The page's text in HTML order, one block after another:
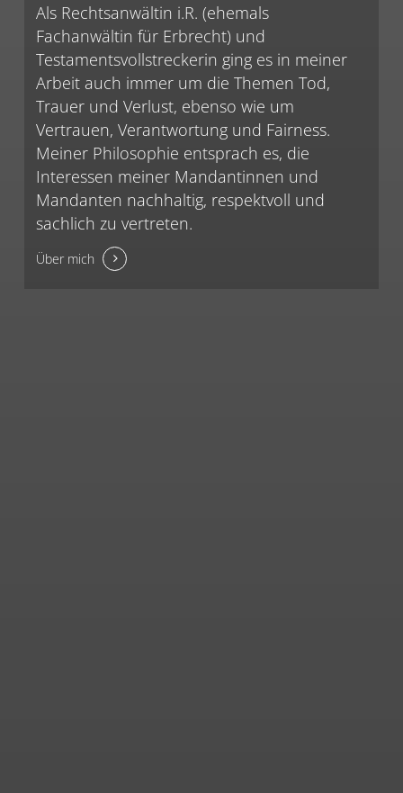
Als Rechtsanwältin i.R. (ehemals
Fachanwältin für Erbrecht) und
Testamentsvollstreckerin ging es in meiner
Arbeit auch immer um die Themen Tod,
Trauer und Verlust, ebenso wie um
Vertrauen, Verantwortung und Fairness.
Meiner Philosophie entsprach es, die
Interessen meiner Mandantinnen und
Mandanten nachhaltig, respektvoll und
sachlich zu vertreten.
Über mich